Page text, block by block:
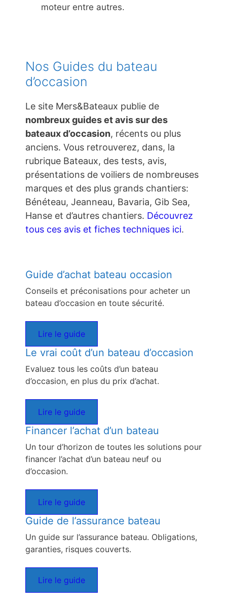
moteur entre autres.
Nos Guides du bateau
d’occasion
Le site Mers&Bateaux publie de
nombreux guides et avis sur des
bateaux d’occasion, récents ou plus
anciens. Vous retrouverez, dans, la
rubrique Bateaux, des tests, avis,
présentations de voiliers de nombreuses
marques et des plus grands chantiers:
Bénéteau, Jeanneau, Bavaria, Gib Sea,
Hanse et d’autres chantiers. Découvrez
tous ces avis et fiches techniques ici.
Guide d’achat bateau occasion
Conseils et préconisations pour acheter un
bateau d’occasion en toute sécurité.
Lire le guide
Le vrai coût d’un bateau d’occasion
Evaluez tous les coûts d’un bateau
d’occasion, en plus du prix d’achat.
Lire le guide
Financer l’achat d’un bateau
Un tour d’horizon de toutes les solutions pour
financer l’achat d’un bateau neuf ou
d’occasion.
Lire le guide
Guide de l’assurance bateau
Un guide sur l’assurance bateau. Obligations,
garanties, risques couverts.
Lire le guide